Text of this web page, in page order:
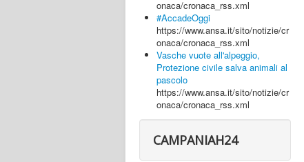
onaca/cronaca_rss.xml
#AccadeOggi
https://www.ansa.it/sito/notizie/cr
onaca/cronaca_rss.xml
Vasche vuote all'alpeggio,
Protezione civile salva animali al
pascolo
https://www.ansa.it/sito/notizie/cr
onaca/cronaca_rss.xml
CAMPANIAH24